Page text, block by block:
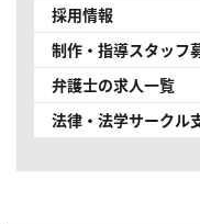
採用情報
制作・指導スタッフ
弁護士の求人一覧
法律・法学サークル